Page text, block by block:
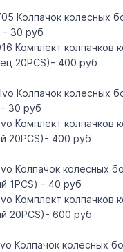
Колпачок колесных
- 30 руб
Комплект колпачков
20PCS)- 400 руб
Колпачок колесных
30 руб
Комплект колпачков
20PCS)- 400 руб
Колпачок колесных
1PCS) - 40 руб
Комплект колпачков
20PCS)- 600 руб
Колпачок колесных